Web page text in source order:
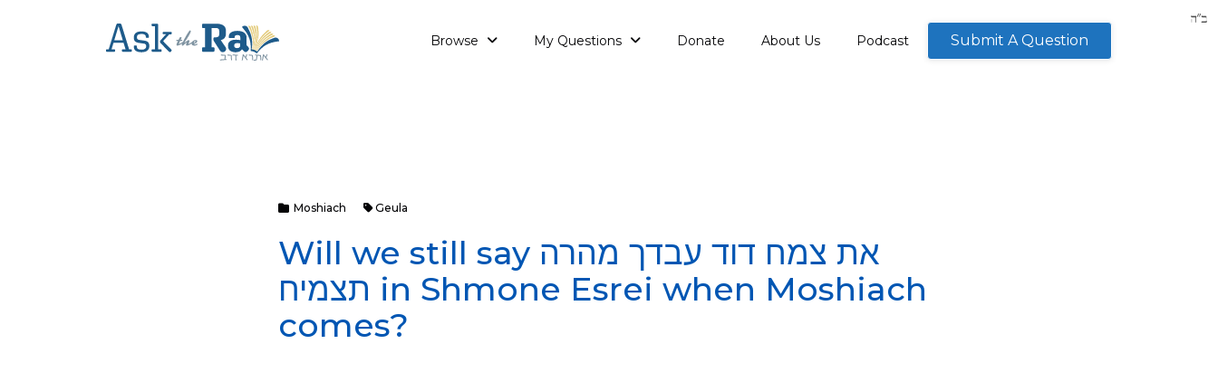
Browse My Questions Donate About Us Podcast Submit A Question
Moshiach Geula
Will we still say את צמח דוד עבדך מהרה
תצמיח in Shmone Esrei when Moshiach
comes?